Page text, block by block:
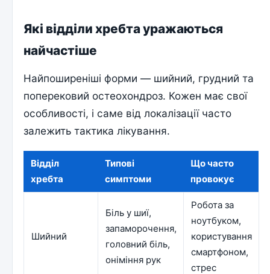
Які відділи хребта уражаються
найчастіше
Найпоширеніші форми — шийний, грудний та
поперековий остеохондроз. Кожен має свої
особливості, і саме від локалізації часто
залежить тактика лікування.
Відділ
хребта
Типові
симптоми
Що часто
провокує
Шийний
Біль у шиї,
запаморочення,
головний біль,
оніміння рук
Робота за
ноутбуком,
користування
смартфоном,
стрес